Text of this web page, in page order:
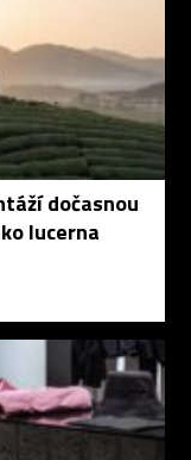
dočasnou
lucerna